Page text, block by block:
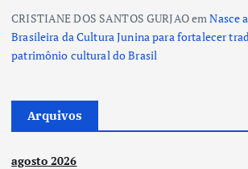
CRISTIANE DOS SANTOS GURJAOemNasce
Brasileira da Cultura Junina para fortalecer
patrimônio cultural do Brasil
Arquivos
agosto 2026